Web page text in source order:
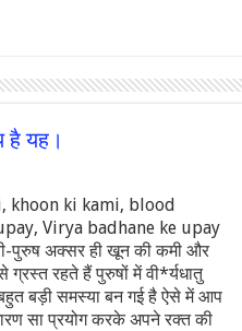
है यह।
khoon ki kami, blood
Virya badhane ke upay
अक्सर ही खून की कमी और
ग्रस्त रहते हैं पुरुषों में वी*र्यधातु
बड़ी समस्या बन गई है ऐसे में आप
सा प्रयोग करके अपने रक्त की